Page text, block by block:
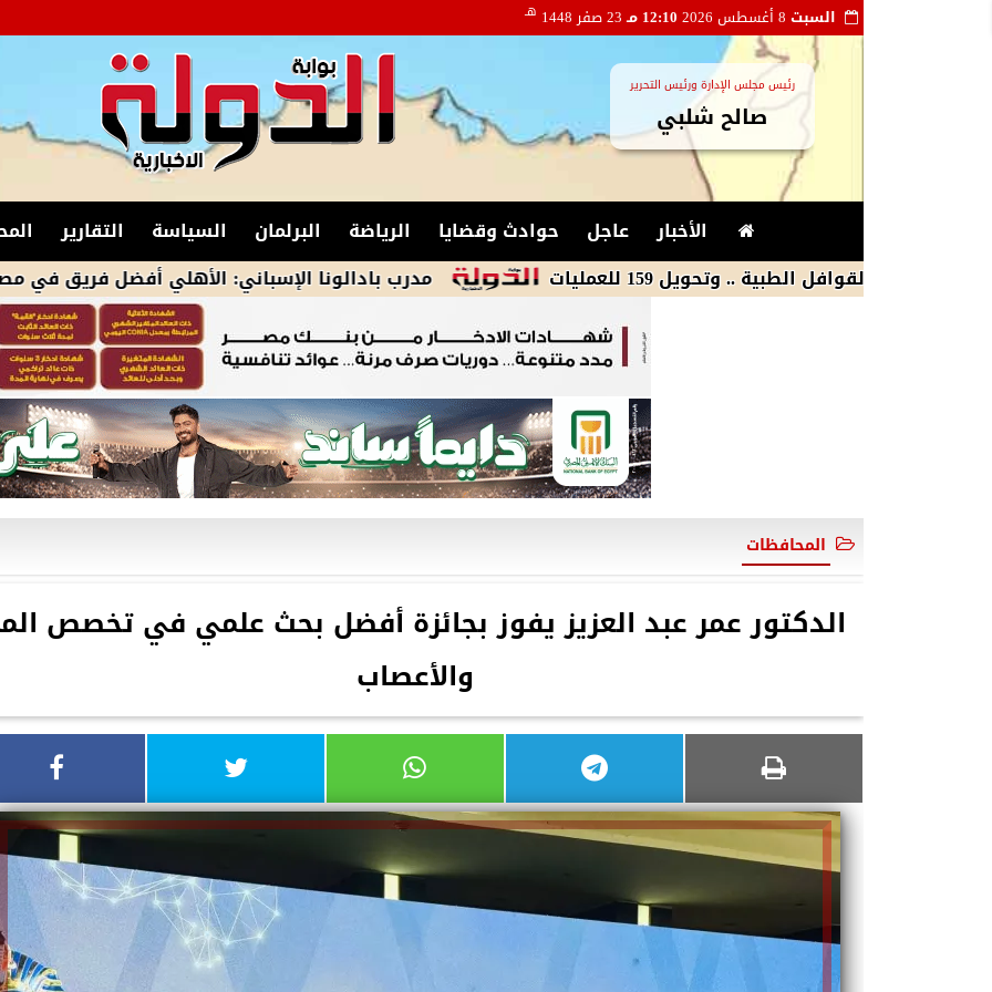
السبت 12:10 مـ 23 صفر 1448 هـ
رئيس مجلس الإدارة ورئيس التحرير
صالح شلبي
الأخبار عاجل حوادث وقضايا الرياضة البرلمان السياسة التقارير
مدرب بادالونا الإسباني: الأهلي أفضل فريق في مصر و أفريقيا
المحافظات
الدكتور عمر عبد العزيز يفوز بجائزة أفضل بحث علمي في تخصص
والأعصاب